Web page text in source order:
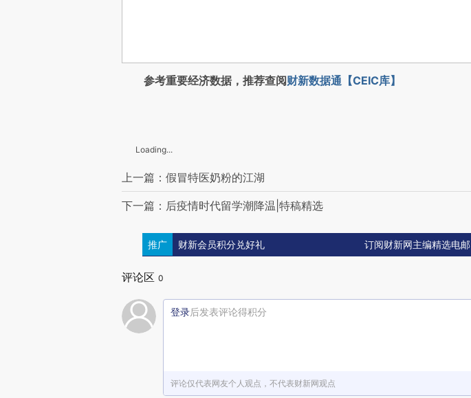
参考重要经济数据，推荐查阅财新数据通【CEIC库】
Loading...
上一篇：假冒特医奶粉的江湖
下一篇：后疫情时代留学潮降温|特稿精选
推广 财新会员积分兑好礼 订阅财新网主编精选电邮
评论区 0
登录后发表评论得积分
评论仅代表网友个人观点，不代表财新网观点